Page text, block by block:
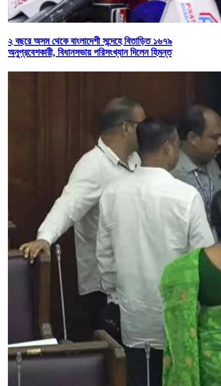
২ বছরে অসম থেকে বাংলাদেশী সন্দেহে বিতাড়িত ১৬৭৯
অনুপ্রবেশকারী, বিধানসভায় পরিসংখ্যান দিলেন হিমন্ত